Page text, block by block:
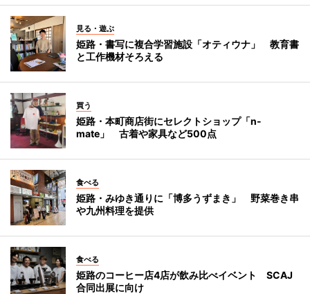
見る・遊ぶ
姫路・書写に複合学習施設「オティウナ」 教育書
と工作機材そろえる
買う
姫路・本町商店街にセレクトショップ「n-
mate」 古着や家具など500点
食べる
姫路・みゆき通りに「博多うずまき」 野菜巻き串
や九州料理を提供
食べる
姫路のコーヒー店4店が飲み比べイベント SCAJ
合同出展に向け